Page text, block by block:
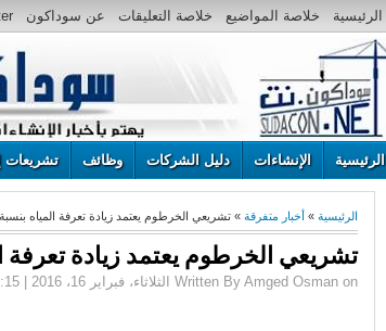
الرئيسية خلاصة المواضيع خلاصة التعليقات عن سوداكون
الرئيسية الإنشاءات دليل الشركات وظائف تشريعات
الرئيسية » أخبار متفرقة » تشريعي الخرطوم يعتمد زيادة تعرفة المياه بنسبة 100%
تشريعي الخرطوم يعتمد زيادة تعرفة
Written By Amged Osman on الثلاثاء، فبراير 16، 2016 | 11:15 ص